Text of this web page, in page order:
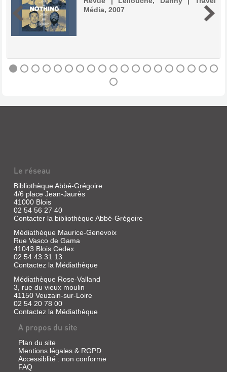
Média, 2007
Revue
Lellouche,
Danny
|
Travel
2007
(REVUE)
Presse
|
Ed.
P.O.L.
1991
Le réseau
Bibliothèque Abbé-Grégoire
4/6 place Jean-Jaurès
41000 Blois
02 54 56 27 40
Contacter la bibliothèque Abbé-Grégoire
Médiathèque Maurice-Genevoix
Rue Vasco de Gama
41043 Blois Cedex
02 54 43 31 13
Contactez la Médiathèque
Médiathèque Rose-Valland
3, rue du vieux moulin
41150 Veuzain-sur-Loire
02 54 20 78 00
Contactez la Médiathèque
A propos du site
Plan du site
Mentions légales & RGPD
Accessiblité : non conforme
FAQ